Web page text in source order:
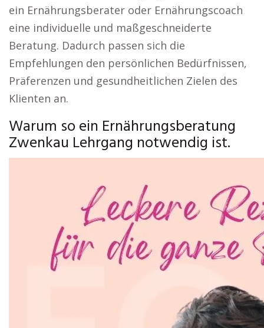
ein Ernährungsberater oder Ernährungscoach
eine individuelle und maßgeschneiderte
Beratung. Dadurch passen sich die
Empfehlungen den persönlichen Bedürfnissen,
Präferenzen und gesundheitlichen Zielen des
Klienten an.
Warum so ein Ernährungsberatung
Zwenkau Lehrgang notwendig ist.